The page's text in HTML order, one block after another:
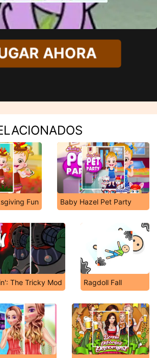
AHORA
Fun Baby Hazel Pet Party
The Tricky Mod Ragdoll Fall